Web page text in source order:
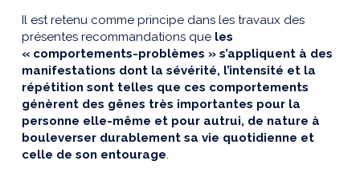
Il est retenu comme principe dans les travaux des
présentes recommandations que les
« comportements-problèmes » s’appliquent à des
manifestations dont la sévérité, l’intensité et la
répétition sont telles que ces comportements
génèrent des gênes très importantes pour la
personne elle-même et pour autrui, de nature à
bouleverser durablement sa vie quotidienne et
celle de son entourage.